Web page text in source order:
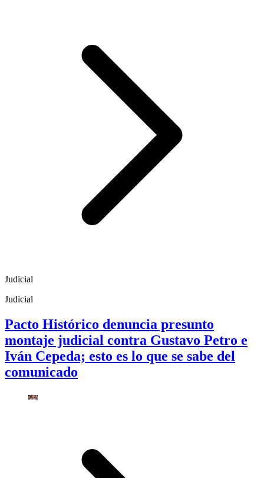
Judicial
Judicial
Pacto Histórico denuncia presunto
montaje judicial contra Gustavo Petro e
Iván Cepeda; esto es lo que se sabe del
comunicado